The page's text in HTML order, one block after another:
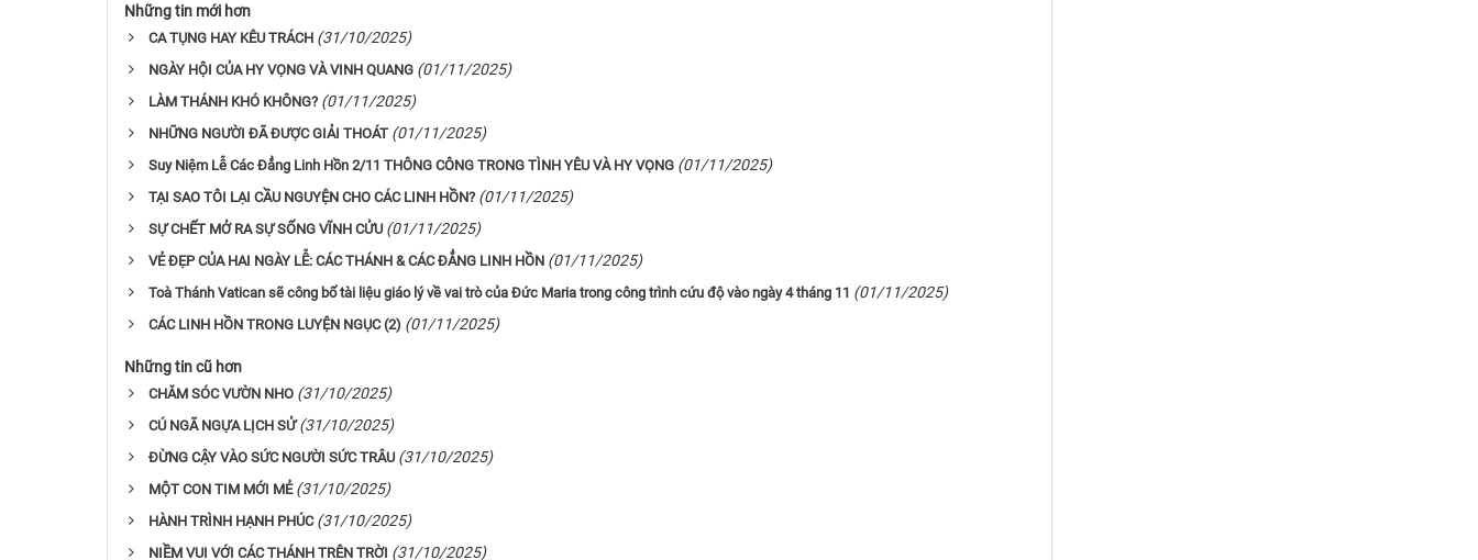
Những tin mới hơn
CA TỤNG HAY KÊU TRÁCH (31/10/2025)
NGÀY HỘI CỦA HY VỌNG VÀ VINH QUANG (01/11/2025)
LÀM THÁNH KHÓ KHÔNG? (01/11/2025)
NHỮNG NGƯỜI ĐÃ ĐƯỢC GIẢI THOÁT (01/11/2025)
Suy Niệm Lễ Các Đẳng Linh Hồn 2/11 THÔNG CÔNG TRONG TÌNH YÊU VÀ HY VỌNG (01/11/2025)
TẠI SAO TÔI LẠI CẦU NGUYỆN CHO CÁC LINH HỒN? (01/11/2025)
SỰ CHẾT MỞ RA SỰ SỐNG VĨNH CỬU (01/11/2025)
VẺ ĐẸP CỦA HAI NGÀY LỄ: CÁC THÁNH & CÁC ĐẲNG LINH HỒN (01/11/2025)
Toà Thánh Vatican sẽ công bố tài liệu giáo lý về vai trò của Đức Maria trong công trình cứu độ vào ngày 4 tháng 11 (01/11/2025)
CÁC LINH HỒN TRONG LUYỆN NGỤC (2) (01/11/2025)
Những tin cũ hơn
CHĂM SÓC VƯỜN NHO (31/10/2025)
CÚ NGÃ NGỰA LỊCH SỬ (31/10/2025)
ĐỪNG CẬY VÀO SỨC NGƯỜI SỨC TRÂU (31/10/2025)
MỘT CON TIM MỚI MẺ (31/10/2025)
HÀNH TRÌNH HẠNH PHÚC (31/10/2025)
NIỀM VUI VỚI CÁC THÁNH TRÊN TRỜI (31/10/2025)